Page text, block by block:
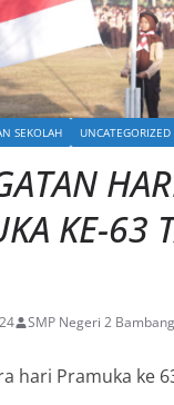
SEKOLAH UNCATEGORIZED
KE-63
SMP Negeri 2
hari Pramuka ke